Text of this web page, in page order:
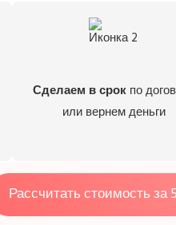
Сделаем в срок по
или вернем деньги
Рассчитать стоимость за